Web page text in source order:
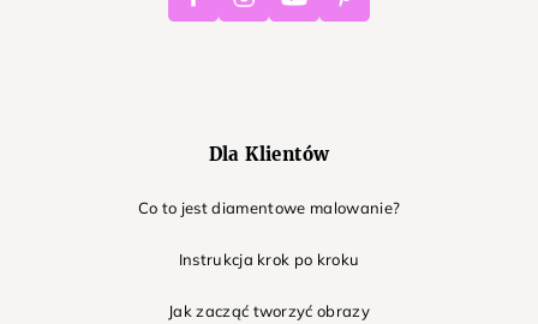
Dla Klientów
Co to jest diamentowe malowanie?
Instrukcja krok po kroku
Jak zacząć tworzyć obrazy